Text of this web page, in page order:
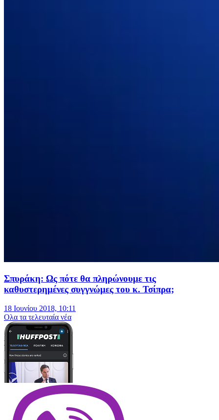
Σπυράκη: Ως πότε θα πληρώνουμε τις
καθυστερημένες συγγνώμες του κ. Τσίπρα;
18 Ιουνίου 2018, 10:11
Oλα τα τελευταία νέα